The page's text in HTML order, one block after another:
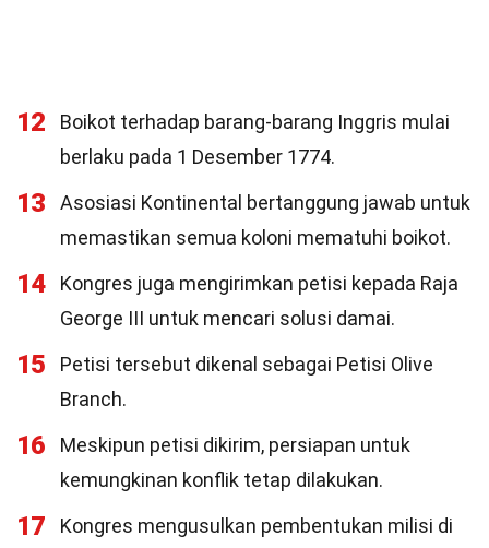
12
Boikot terhadap barang-barang Inggris mulai
berlaku pada 1 Desember 1774.
13
Asosiasi Kontinental bertanggung jawab untuk
memastikan semua koloni mematuhi boikot.
14
Kongres juga mengirimkan petisi kepada Raja
George III untuk mencari solusi damai.
15
Petisi tersebut dikenal sebagai Petisi Olive
Branch.
16
Meskipun petisi dikirim, persiapan untuk
kemungkinan konflik tetap dilakukan.
17
Kongres mengusulkan pembentukan milisi di